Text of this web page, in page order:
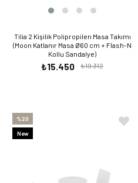
Tilia 2 Kişilik Polipropilen Masa Takımı
(Moon Katlanır Masa Ø60 cm + Flash-N
Kollu Sandalye)
₺15.450 ₺19.312
%20
New